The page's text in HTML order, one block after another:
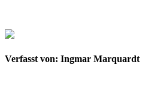
Verfasst von: Ingmar Marquardt